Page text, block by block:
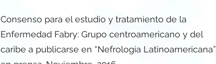
Consenso para el estudio y tratamiento de la
Enfermedad Fabry: Grupo centroamericano y del
caribe a publicarse en “Nefrología Latinoamericana”